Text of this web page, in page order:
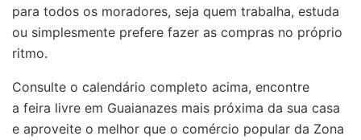
para todos os moradores, seja quem trabalha, estuda
ou simplesmente prefere fazer as compras no próprio
ritmo.
Consulte o calendário completo acima, encontre
a feira livre em Guaianazes mais próxima da sua casa
e aproveite o melhor que o comércio popular da Zona